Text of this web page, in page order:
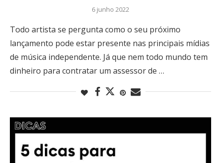
6 junho 2022
Todo artista se pergunta como o seu próximo
lançamento pode estar presente nas principais mídias
de música independente. Já que nem todo mundo tem
dinheiro para contratar um assessor de …